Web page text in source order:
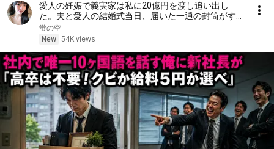
愛人の妊娠で義実家は私に20億円を渡し追い出し
た。夫と愛人の結婚式当日、届いた一通の封筒がすべ
てを終わらせた――| 感動する話 | スカッとする話
蛍の空
New 54K views